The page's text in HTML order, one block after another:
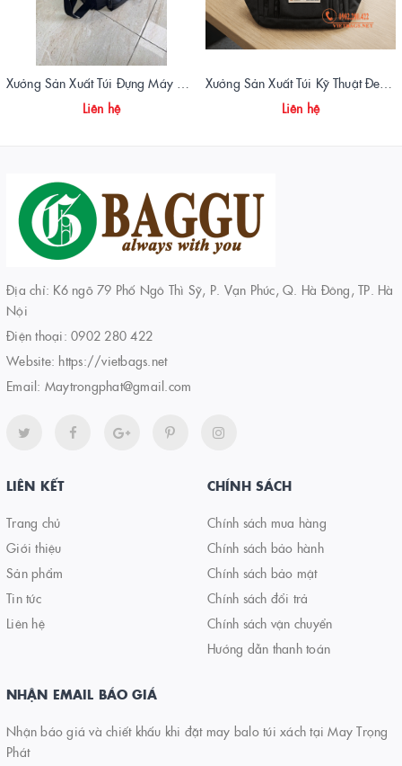
Xưởng Sản Xuất Túi Đựng Máy Đo OTDR Chất Lượng – Chống Va Đập, Giá Tận Xưởng
Liên hệ
Xưởng Sản Xuất Túi Kỹ Thuật Đeo Hông DSS Chuyên Nghiệp | Vietbags
Liên hệ
Địa chỉ: K6 ngõ 79 Phố Ngô Thì Sỹ, P. Vạn Phúc, Q. Hà Đông, TP. Hà
Nội
Điện thoại: 0902 280 422
Website: https://vietbags.net
Email: Maytrongphat@gmail.com
LIÊN KẾT
Trang chủ
Giới thiệu
Sản phẩm
Tin tức
Liên hệ
CHÍNH SÁCH
Chính sách mua hàng
Chính sách bảo hành
Chính sách bảo mật
Chính sách đổi trả
Chính sách vận chuyển
Hướng dẫn thanh toán
NHẬN EMAIL BÁO GIÁ
Nhận báo giá và chiết khấu khi đặt may balo túi xách tại May Trọng
Phát